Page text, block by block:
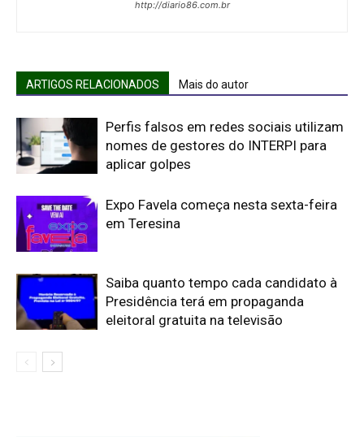
http://diario86.com.br
ARTIGOS RELACIONADOS Mais do autor
Perfis falsos em redes sociais utilizam
nomes de gestores do INTERPI para
aplicar golpes
Expo Favela começa nesta sexta-feira
em Teresina
Saiba quanto tempo cada candidato à
Presidência terá em propaganda
eleitoral gratuita na televisão